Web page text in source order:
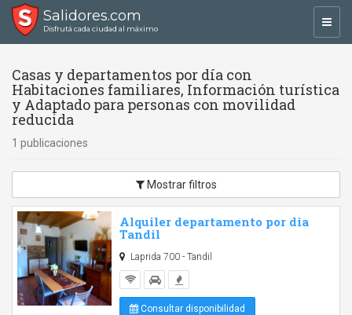
Salidores.com
Disfrutá cada ciudad al máximo
Casas y departamentos por día con
Habitaciones familiares, Información turística
y Adaptado para personas con movilidad
reducida
1 publicaciones
Mostrar filtros
Alquiler departamento por dia
Tandil
Laprida 700 - Tandil
Consultar disponibilidad